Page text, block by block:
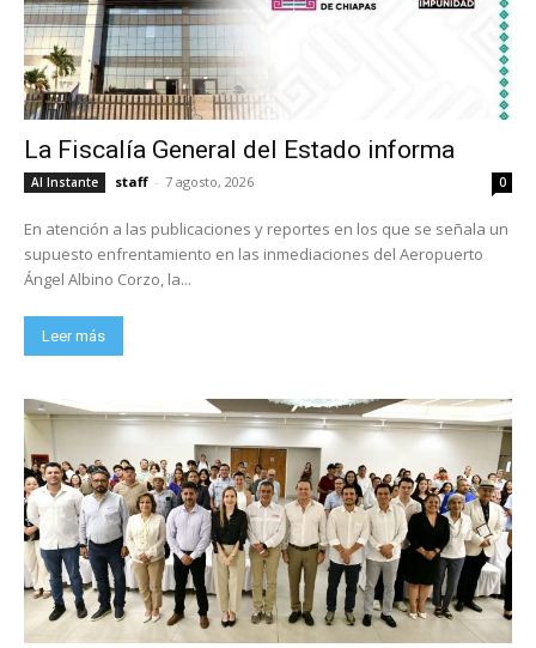
La Fiscalía General del Estado informa
Al Instante staff - 7 agosto, 2026 0
En atención a las publicaciones y reportes en los que se señala un
supuesto enfrentamiento en las inmediaciones del Aeropuerto
Ángel Albino Corzo, la...
Leer más